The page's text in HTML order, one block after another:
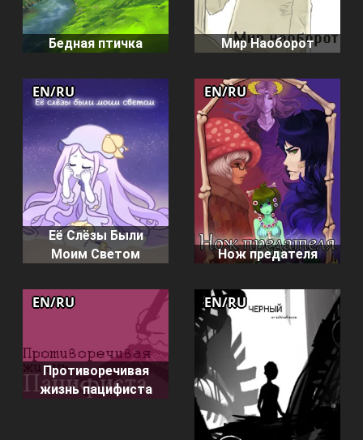
Бедная птичка Мир Наоборот
Её Слёзы Были
Моим Светом
EN/RU
Нож предателя
EN/RU
Противоречивая
жизнь пацифиста
EN/RU EN/RU